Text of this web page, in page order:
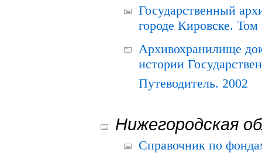
Государственный
городе Кировске.
Архивохранилище
истории
Путеводитель. 2002
Нижегородская
Справочник по